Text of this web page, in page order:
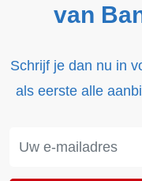
van
Schrijf je dan nu in
als eerste alle